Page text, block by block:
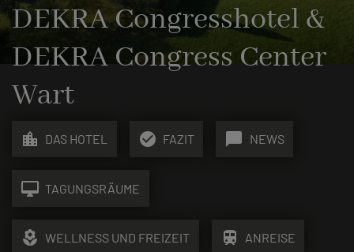
DEKRA Congresshotel &
DEKRA Congress Center
Wart
location_city DAS HOTEL check_circle FAZIT chat_bubble NEWS
desktop_mac TAGUNGSRÄUME
local_florist WELLNESS UND FREIZEIT train ANREISE